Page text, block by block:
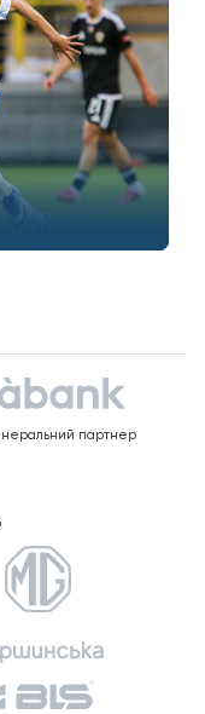
партнер